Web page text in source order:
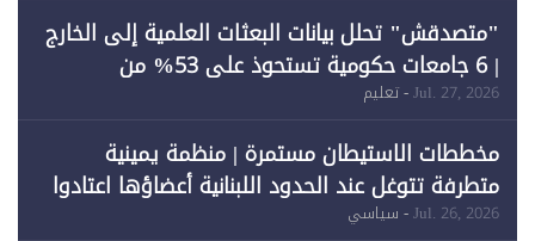
"متصدقش" تحلل بيانات البعثات العلمية إلى الخارج
| 6 جامعات حكومية تستحوذ على 53% من
Jul. 27, 2026- تعليم
مخططات الاستيطان مستمرة | منظمة يمينية
متطرفة تتوغل عند الحدود اللبنانية أعضاؤها اعتادوا
خرق الحدود
Jul. 26, 2026- سياسي